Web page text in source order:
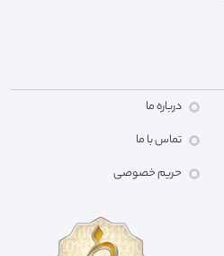
درباره ما
تماس با ما
حریم خصوصی